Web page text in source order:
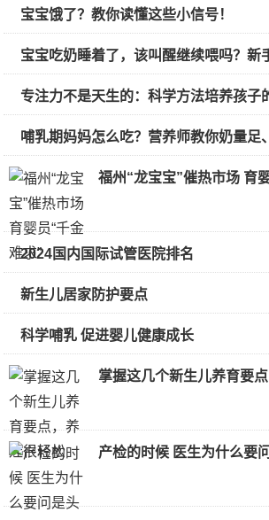
宝宝饿了？教你读懂这些小信号！
宝宝吃奶睡着了，该叫醒继续喂吗？新
专注力不是天生的：科学方法培养孩子
哺乳期妈妈怎么吃？营养师教你奶量足
福州“龙宝宝”催热市场 育
2024国内国际试管医院排名
新生儿居家防护要点
科学哺乳 促进婴儿健康成长
掌握这几个新生儿养育要
产检的时候 医生为什么要